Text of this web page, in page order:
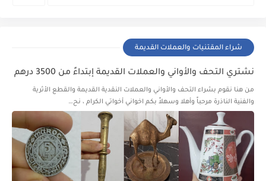
شراء المقتنيات والعملات القديمة
نشتري التحف والأواني والعملات القديمة إبتداءً من 3500 درهم
من هنا نقوم بشراء التحف والأواني والعملات النقدية القديمة والقطع الأثرية
والفنية الناذرة مرحباً وأهلا وسهلاً بكم اخواني أخواتي الكرام ، نح…